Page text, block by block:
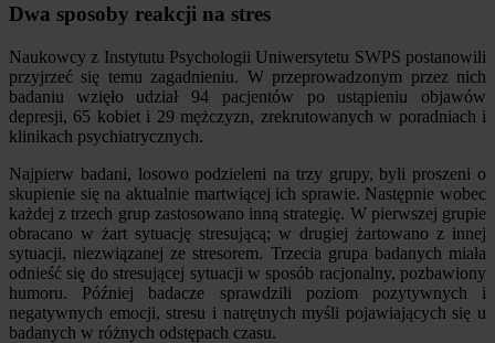
Dwa sposoby reakcji na stres
Naukowcy z Instytutu Psychologii Uniwersytetu SWPS postanowili
przyjrzeć się temu zagadnieniu. W przeprowadzonym przez nich
badaniu wzięło udział 94 pacjentów po ustąpieniu objawów
depresji, 65 kobiet i 29 mężczyzn, zrekrutowanych w poradniach i
klinikach psychiatrycznych.
Najpierw badani, losowo podzieleni na trzy grupy, byli proszeni o
skupienie się na aktualnie martwiącej ich sprawie. Następnie wobec
każdej z trzech grup zastosowano inną strategię. W pierwszej grupie
obracano w żart sytuację stresującą; w drugiej żartowano z innej
sytuacji, niezwiązanej ze stresorem. Trzecia grupa badanych miała
odnieść się do stresującej sytuacji w sposób racjonalny, pozbawiony
humoru. Później badacze sprawdzili poziom pozytywnych i
negatywnych emocji, stresu i natrętnych myśli pojawiających się u
badanych w różnych odstępach czasu.